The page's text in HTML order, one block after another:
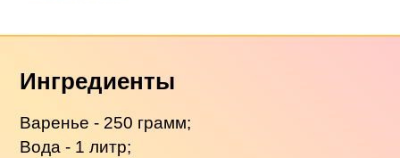
Ингредиенты
Варенье - 250 грамм;
Вода - 1 литр;